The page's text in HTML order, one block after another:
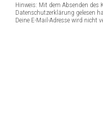
Hinweis: Mit dem Absenden
Datenschutzerklärung gelesen
Deine E-Mail-Adresse wird nicht